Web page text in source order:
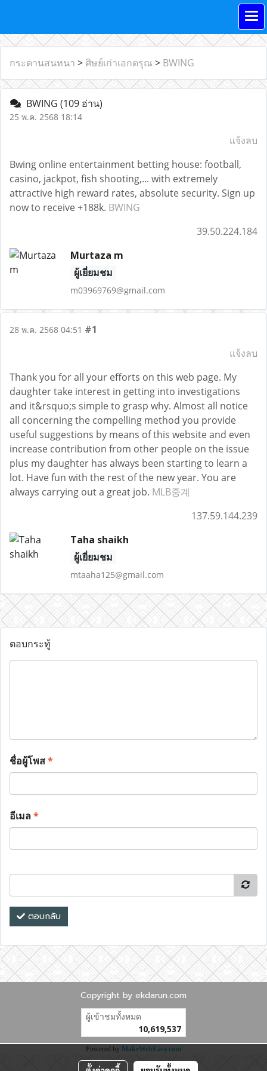
กระดานสนทนา > ศิษย์เก่าเอกดรุณ > BWING
BWING (109 อ่าน)
25 พ.ค. 2568 18:14
แจ้งลบ
Bwing online entertainment betting house: football,
casino, jackpot, fish shooting,... with extremely
attractive high reward rates, absolute security. Sign up
now to receive +188k. BWING
39.50.224.184
Murtaza m
ผู้เยี่ยมชม
m03969769@gmail.com
28 พ.ค. 2568 04:51 #1
แจ้งลบ
Thank you for all your efforts on this web page. My
daughter take interest in getting into investigations
and it&rsquo;s simple to grasp why. Almost all notice
all concerning the compelling method you provide
useful suggestions by means of this website and even
increase contribution from other people on the issue
plus my daughter has always been starting to learn a
lot. Have fun with the rest of the new year. You are
always carrying out a great job. MLB중계
137.59.144.239
Taha shaikh
ผู้เยี่ยมชม
mtaaha125@gmail.com
ตอบกระทู้
ชื่อผู้โพส*
อีเมล*
ตอบกลับ
Copyright by ekdarun.com
ผู้เข้าชมทั้งหมด
10,619,537
Powered by MakeWebEasy.com